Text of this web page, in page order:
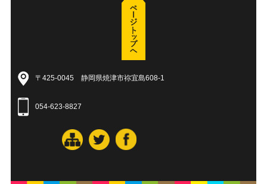
〒425-0045 静岡県焼津市祢宜島608-1
054-623-8827